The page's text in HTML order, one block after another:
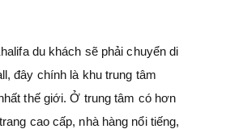
du khách sẽ phải chuyển di
đây chính là khu trung tâm
thế giới. Ở trung tâm có hơn
cao cấp, nhà hàng nổi tiếng,